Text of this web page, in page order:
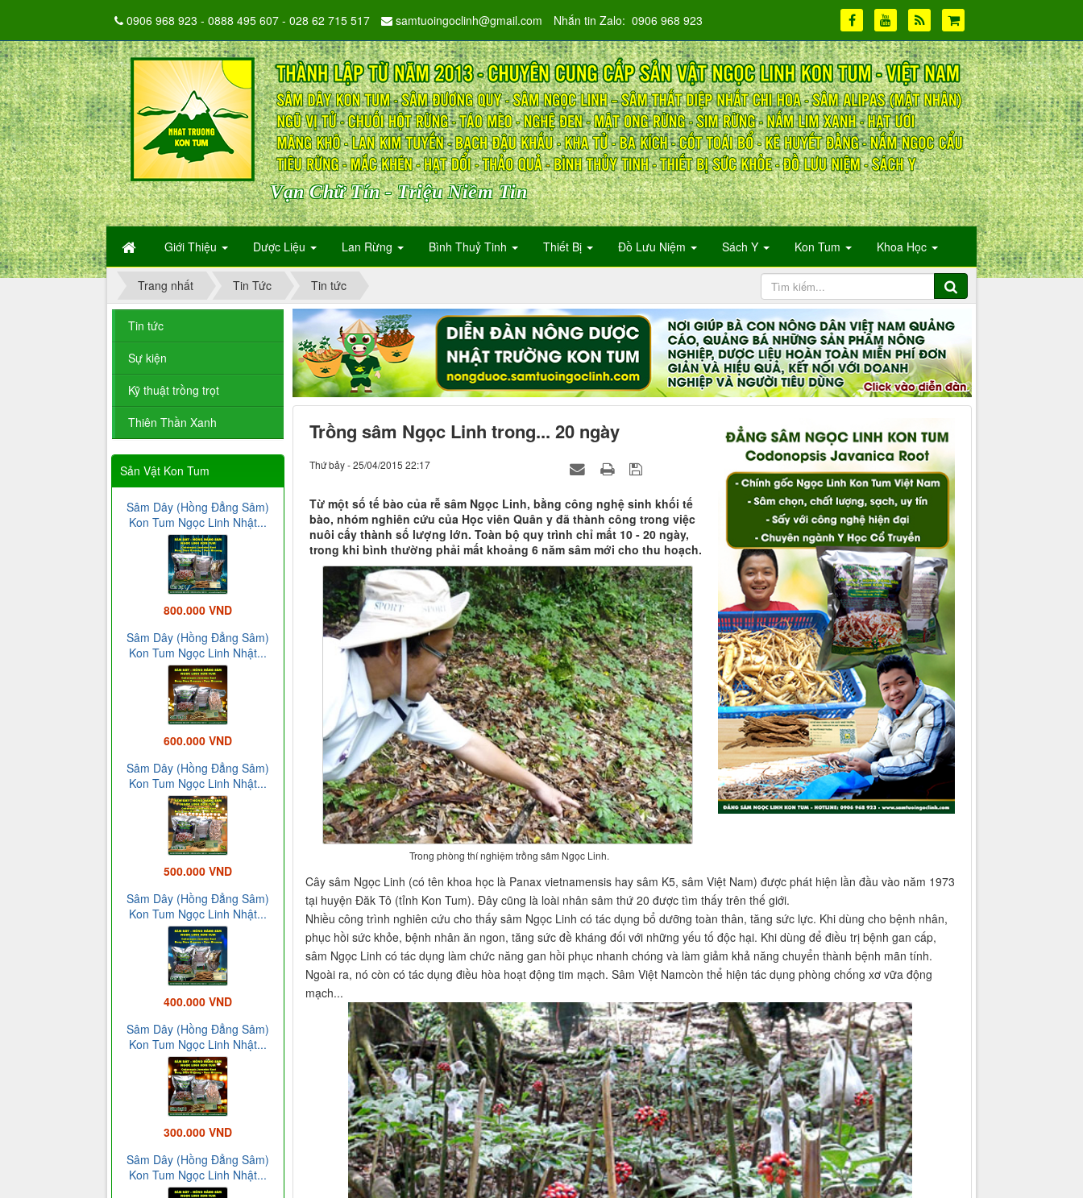
Vạn Chữ Tín - Triệu Niềm Tin
Giới Thiệu Dược Liệu Lan Rừng Bình Thuỷ Tinh Thiết Bị Đồ Lưu Niệm Sách Y Kon Tum Khoa Học
0906 968 923 - 0888 495 607 - 028 62 715 517 samtuoingoclinh@gmail.com Nhắn tin Zalo: 0906 968 923
Trang nhất Tin Tức Tin tức
Trồng sâm Ngọc Linh trong... 20 ngày
Thứ bảy - 25/04/2015 22:17
Từ một số tế bào của rễ sâm Ngọc Linh, bằng công nghệ sinh khối tế
bào, nhóm nghiên cứu của Học viên Quân y đã thành công trong việc
nuôi cấy thành số lượng lớn. Toàn bộ quy trình chỉ mất 10 - 20 ngày,
trong khi bình thường phải mất khoảng 6 năm sâm mới cho thu hoạch.
Trong phòng thí nghiệm trồng sâm Ngọc Linh.
Cây sâm Ngọc Linh (có tên khoa học là Panax vietnamensis hay sâm K5, sâm Việt Nam) được phát hiện lần đầu vào năm 1973
tại huyện Đăk Tô (tỉnh Kon Tum). Đây cũng là loài nhân sâm thứ 20 được tìm thấy trên thế giới.
Nhiều công trình nghiên cứu cho thấy sâm Ngọc Linh có tác dụng bổ dưỡng toàn thân, tăng sức lực. Khi dùng cho bệnh nhân,
phục hồi sức khỏe, bệnh nhân ăn ngon, tăng sức đề kháng đối với những yếu tố độc hại. Khi dùng để điều trị bệnh gan cấp,
sâm Ngọc Linh có tác dụng làm chức năng gan hồi phục nhanh chóng và làm giảm khả năng chuyển thành bệnh mãn tính.
Ngoài ra, nó còn có tác dụng điều hòa hoạt động tim mạch. Sâm Việt Namcòn thể hiện tác dụng phòng chống xơ vữa động
mạch...
Tin tức
Sự kiện
Kỹ thuật trồng trọt
Thiên Thần Xanh
Sản Vật Kon Tum
Sâm Dây (Hồng Đẳng Sâm)
Kon Tum Ngọc Linh Nhật...
800.000 VND
Sâm Dây (Hồng Đẳng Sâm)
Kon Tum Ngọc Linh Nhật...
600.000 VND
Sâm Dây (Hồng Đẳng Sâm)
Kon Tum Ngọc Linh Nhật...
500.000 VND
Sâm Dây (Hồng Đẳng Sâm)
Kon Tum Ngọc Linh Nhật...
400.000 VND
Sâm Dây (Hồng Đẳng Sâm)
Kon Tum Ngọc Linh Nhật...
300.000 VND
Sâm Dây (Hồng Đẳng Sâm)
Kon Tum Ngọc Linh Nhật...